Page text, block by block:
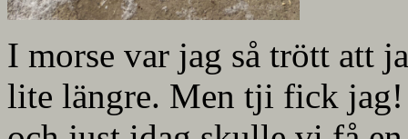
I morse var jag så trött att
lite längre. Men tji fick jag!